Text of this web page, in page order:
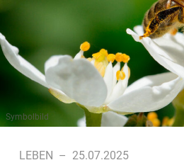
Symbolbild
LEBEN – 25.07.2025